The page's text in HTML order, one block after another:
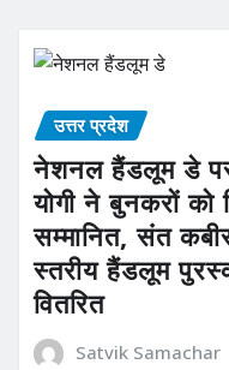
उत्तर प्रदेश
नेशनल हैंडलूम डे
योगी ने बुनकरों को
सम्मानित, संत
स्तरीय हैंडलूम
वितरित
Satvik Samachar